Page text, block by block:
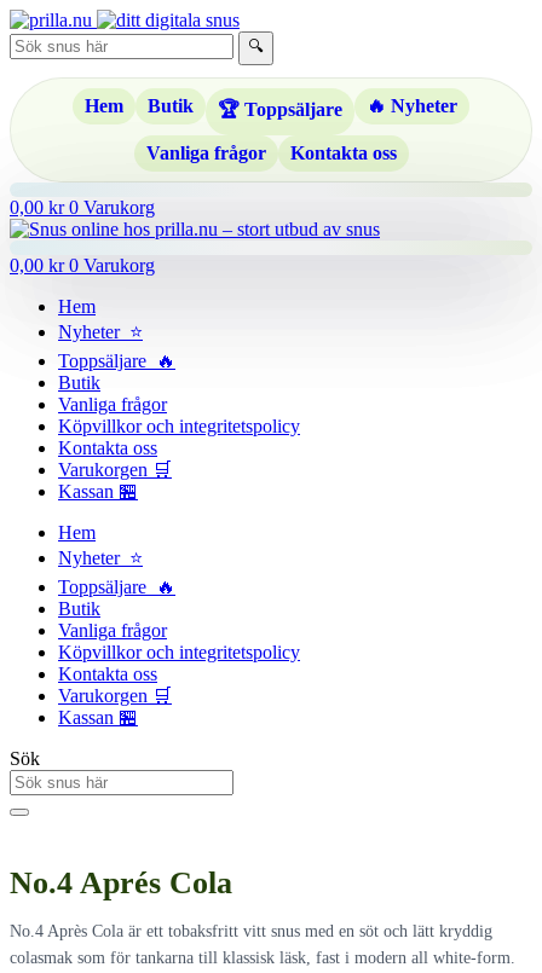
Hoppa
till
innehåll
🔍
Hem Butik 🏆 Toppsäljare 🔥 Nyheter
Vanliga frågor Kontakta oss
0,00 kr 0 Varukorg
0,00 kr 0 Varukorg
Hem
Nyheter ⭐
Toppsäljare 🔥
Butik
Vanliga frågor
Köpvillkor och integritetspolicy
Kontakta oss
Varukorgen 🛒
Kassan 🏪
Hem
Nyheter ⭐
Toppsäljare 🔥
Butik
Vanliga frågor
Köpvillkor och integritetspolicy
Kontakta oss
Varukorgen 🛒
Kassan 🏪
Sök
No.4 Aprés Cola
No.4 Après Cola är ett tobaksfritt vitt snus med en söt och lätt kryddig
colasmak som för tankarna till klassisk läsk, fast i modern all white-form.